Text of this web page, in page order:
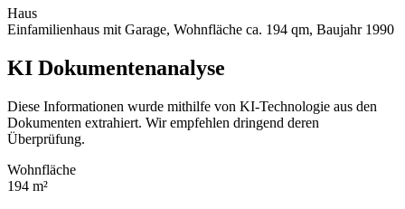
Haus
Einfamilienhaus mit Garage, Wohnfläche ca. 194 qm, Baujahr 1990
KI Dokumentenanalyse
Diese Informationen wurde mithilfe von KI-Technologie aus den
Dokumenten extrahiert. Wir empfehlen dringend deren
Überprüfung.
Wohnfläche
194 m²